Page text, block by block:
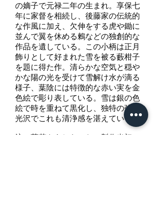
の嫡子で元禄二年の生まれ。享保七
年に家督を相続し、後藤家の伝統的
な作風に加え、欠伸をする虎や鋤に
並んで翼を休める鶫などの独創的な
作品を遺している。この小柄は正月
飾りとして好まれた雪を被る藪柑子
を題に得た作。清らかな空気と穏や
かな陽の光を受けて雪解け水が滴る
様子、葉陰には特徴的な赤い実を金
色絵で彫り表している。雪は銀の色
絵で時を重ねて黒化し、独特の強い
光沢でこれも清浄感を湛えている。
注…菊花をあしらった、製作当初の